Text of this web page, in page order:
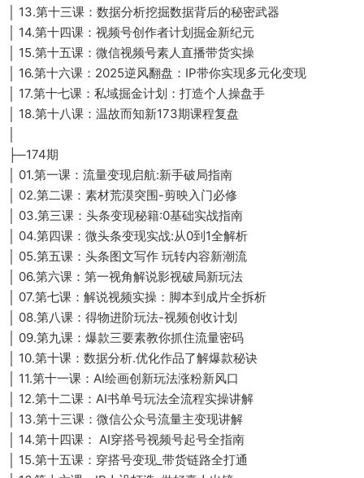
│ 13.第十三课：数据分析挖掘数据背后的秘密武器
│ 14.第十四课：视频号创作者计划掘金新纪元
│ 15.第十五课：微信视频号素人直播带货实操
│ 16.第十六课：2025逆风翻盘：IP带你实现多元化变现
│ 17.第十七课：私域掘金计划：打造个人操盘手
│ 18.第十八课：温故而知新173期课程复盘
├─174期
│ 01.第一课：流量变现启航:新手破局指南
│ 02.第二课：素材荒漠突围-剪映入门必修
│ 03.第三课：头条变现秘籍:0基础实战指南
│ 04.第四课：微头条变现实战:从0到1全解析
│ 05.第五课：头条图文写作 玩转内容新潮流
│ 06.第六课：第一视角解说影视破局新玩法
│ 07.第七课：解说视频实操：脚本到成片全拆析
│ 08.第八课：得物进阶玩法-视频创收计划
│ 09.第九课：爆款三要素教你抓住流量密码
│ 10.第十课：数据分析.优化作品了解爆款秘诀
│ 11.第十一课：AI绘画创新玩法涨粉新风口
│ 12.第十二课：AI书单号玩法全流程实操讲解
│ 13.第十三课：微信公众号流量主变现讲解
│ 14.第十四课： AI穿搭号视频号起号全指南
│ 15.第十五课：穿搭号变现_带货链路全打通